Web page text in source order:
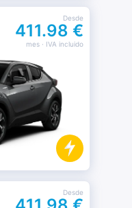
Desde
411.98 €
mes· IVA incluido
Desde